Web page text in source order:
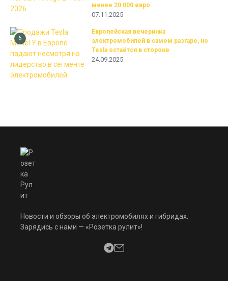
менее 20 000 евро
07.11.2025
6
Европейская вечеринка
электромобилей в самом разгаре, но
Tesla остаётся в стороне
24.09.2025
Новости и обзоры об электромобилях и гибридах.
Зарядись с нами — «Розетка рулит»!